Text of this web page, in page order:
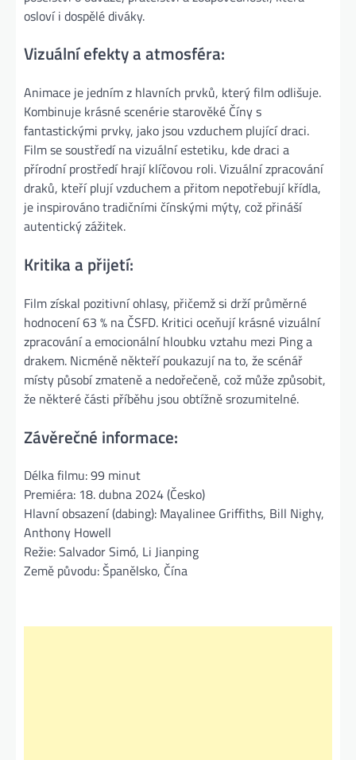
osloví i dospělé diváky​.
Vizuální efekty a atmosféra:
Animace je jedním z hlavních prvků, který film odlišuje.
Kombinuje krásné scenérie starověké Číny s
fantastickými prvky, jako jsou vzduchem plující draci.
Film se soustředí na vizuální estetiku, kde draci a
přírodní prostředí hrají klíčovou roli. Vizuální zpracování
draků, kteří plují vzduchem a přitom nepotřebují křídla,
je inspirováno tradičními čínskými mýty, což přináší
autentický zážitek​.
Kritika a přijetí:
Film získal pozitivní ohlasy, přičemž si drží průměrné
hodnocení 63 % na ČSFD. Kritici oceňují krásné vizuální
zpracování a emocionální hloubku vztahu mezi Ping a
drakem. Nicméně někteří poukazují na to, že scénář
místy působí zmateně a nedořečeně, což může způsobit,
že některé části příběhu jsou obtížně srozumitelné​.
Závěrečné informace:
Délka filmu: 99 minut
Premiéra: 18. dubna 2024 (Česko)
Hlavní obsazení (dabing): Mayalinee Griffiths, Bill Nighy,
Anthony Howell
Režie: Salvador Simó, Li Jianping
Země původu: Španělsko, Čína